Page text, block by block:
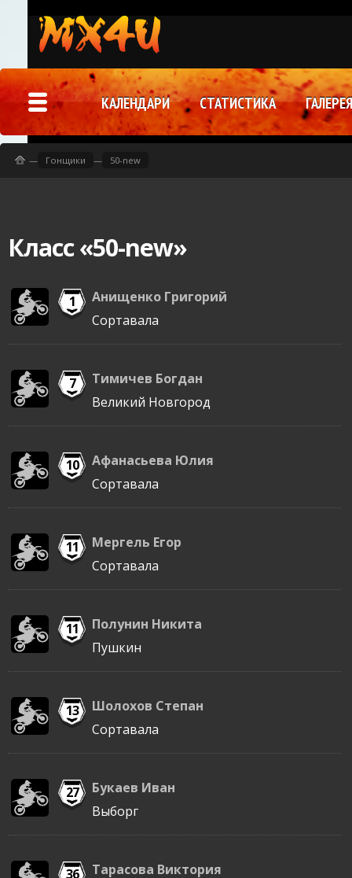
Класс «50-new»
1
Анищенко Григорий
Сортавала
7
Тимичев Богдан
Великий Новгород
10
Афанасьева Юлия
Сортавала
11
Мергель Егор
Сортавала
11
Полунин Никита
Пушкин
13
Шолохов Степан
Сортавала
27
Букаев Иван
Выборг
36
Тарасова Виктория
— Гонщики — 50-new
КАЛЕНДАРИ СТАТИСТИКА ГАЛЕРЕЯ